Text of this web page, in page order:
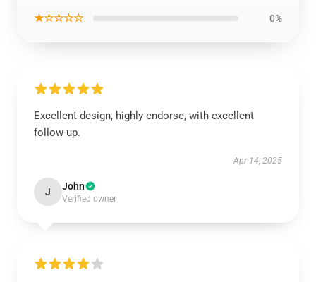
★☆☆☆☆ 0%
Excellent design, highly endorse, with excellent
follow-up.
Apr 14, 2025
J John
Verified owner